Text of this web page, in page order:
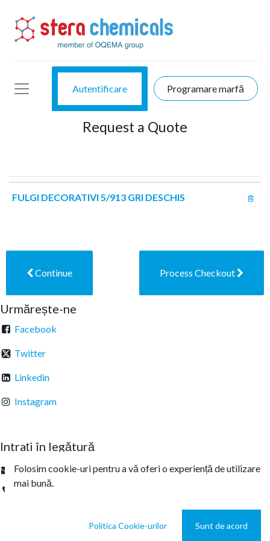
Autentificare Programare marfă
Request a Quote
FULGI DECORATIVI 5/913 GRI DESCHIS
Continue Process Checkout
Urmărește-ne
Facebook
Twitter
Linkedin
Instagram
Intrați în legătură
office@sterachemicals.ro
+40 21 457 03 22
Folosim cookie-uri pentru a vă oferi o experiență de utilizare
mai bună.
Politica Cookie-urilor Sunt de acord